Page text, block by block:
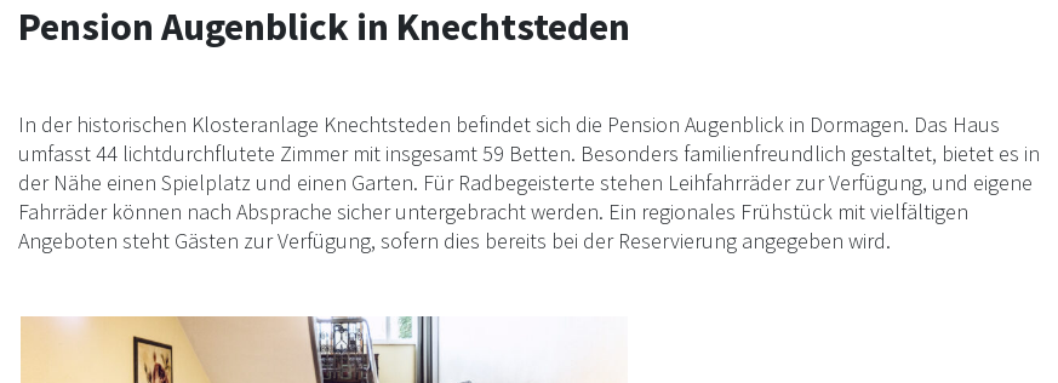
Pension Augenblick in Knechtsteden
In der historischen Klosteranlage Knechtsteden befindet sich die Pension Augenblick in Dormagen. Das Haus
umfasst 44 lichtdurchflutete Zimmer mit insgesamt 59 Betten. Besonders familienfreundlich gestaltet, bietet es in
der Nähe einen Spielplatz und einen Garten. Für Radbegeisterte stehen Leihfahrräder zur Verfügung, und eigene
Fahrräder können nach Absprache sicher untergebracht werden. Ein regionales Frühstück mit vielfältigen
Angeboten steht Gästen zur Verfügung, sofern dies bereits bei der Reservierung angegeben wird.